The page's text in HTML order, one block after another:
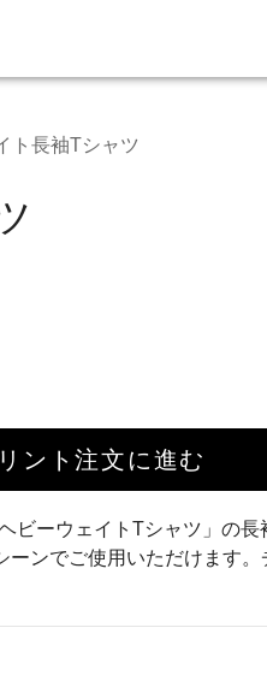
ト長袖Tシャツ
ント注文に進む
ビーウェイトTシャツ」の
ーンでご使用いただけます